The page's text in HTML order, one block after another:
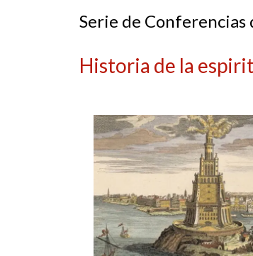
Serie de Conferencias
Historia de la